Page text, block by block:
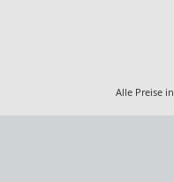
Alle Preise